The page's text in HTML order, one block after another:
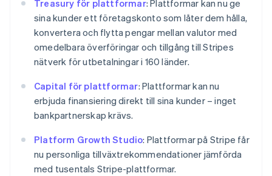
Treasury för plattformar: Plattformar kan nu ge
sina kunder ett företagskonto som låter dem hålla,
konvertera och flytta pengar mellan valutor med
omedelbara överföringar och tillgång till Stripes
nätverk för utbetalningar i 160 länder.
Capital för plattformar: Plattformar kan nu
erbjuda finansiering direkt till sina kunder – inget
bankpartnerskap krävs.
Platform Growth Studio: Plattformar på Stripe får
nu personliga tillväxtrekommendationer jämförda
med tusentals Stripe-plattformar.
Malta
English
Mexiko
EspañolEnglish
Nederländerna
Norge
English
Nya Zeeland
English
Polen
English
Portugal
PortuguêsEnglish